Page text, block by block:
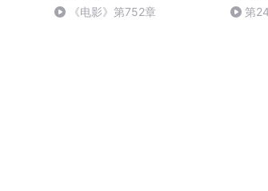
《电影》第752章 第